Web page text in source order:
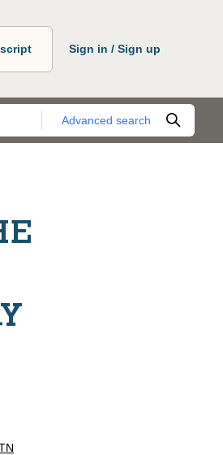
Sign in / Sign up
Advanced search